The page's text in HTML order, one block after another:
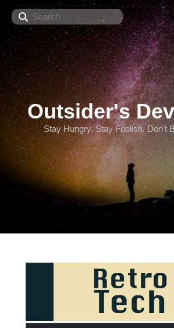
Search
Outsider's
Stay Hungry. Stay Foolish. Don't